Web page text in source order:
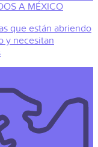
A MÉXICO
que están abriendo
y necesitan